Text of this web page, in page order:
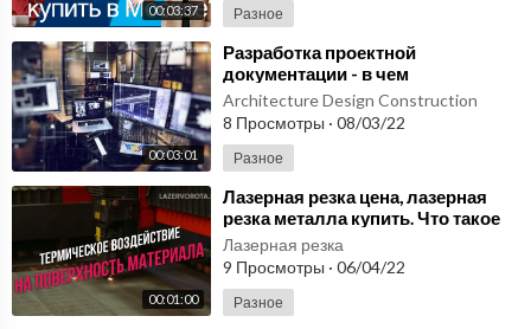
00:03:37 Разное
00:03:01
⁣Разработка проектной
документации - в чем
заключается процесс? Как это
работает?
Architecture Design Construction
8 Просмотры · 08/03/22
Разное
00:01:00
⁣Лазерная резка цена, лазерная
резка металла купить. Что такое
лазерная резка и как она
работает?
Лазерная резка
9 Просмотры · 06/04/22
Разное